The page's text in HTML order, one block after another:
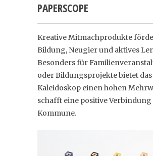
PAPERSCOPE
Kreative Mitmachprodukte
Bildung, Neugier und aktives
Besonders für
oder Bildungsprojekte bietet das
Kaleidoskop einen hohen
schafft eine positive
Kommune.